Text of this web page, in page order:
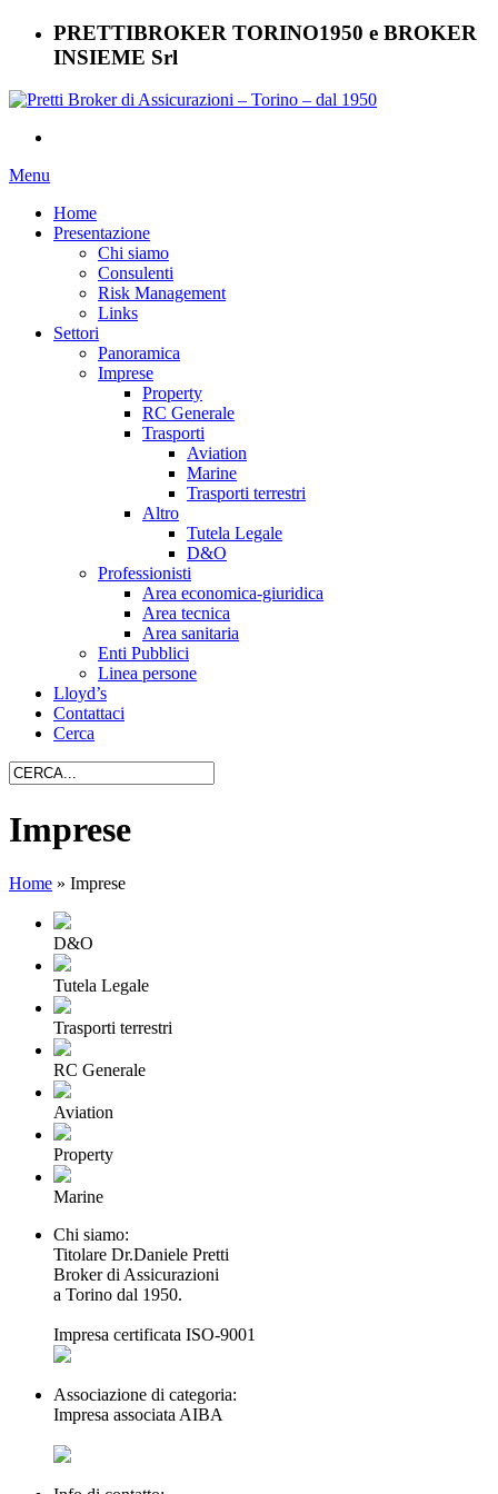
PRETTIBROKER TORINO1950 e BROKER
INSIEME Srl
Menu
Home
Presentazione
Chi siamo
Consulenti
Risk Management
Links
Settori
Panoramica
Imprese
Property
RC Generale
Trasporti
Aviation
Marine
Trasporti terrestri
Altro
Tutela Legale
D&O
Professionisti
Area economica-giuridica
Area tecnica
Area sanitaria
Enti Pubblici
Linea persone
Lloyd’s
Contattaci
Cerca
Imprese
Home » Imprese
D&O
Tutela Legale
Trasporti terrestri
RC Generale
Aviation
Property
Marine
Chi siamo:
Titolare Dr.Daniele Pretti
Broker di Assicurazioni
a Torino dal 1950.
Impresa certificata ISO-9001
Associazione di categoria:
Impresa associata AIBA